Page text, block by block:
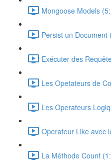
Mongoose Models
Persist un Document
Exécuter des
Les Opetateurs de
Les Operateurs
Operateur Like avec
La Méthode Count